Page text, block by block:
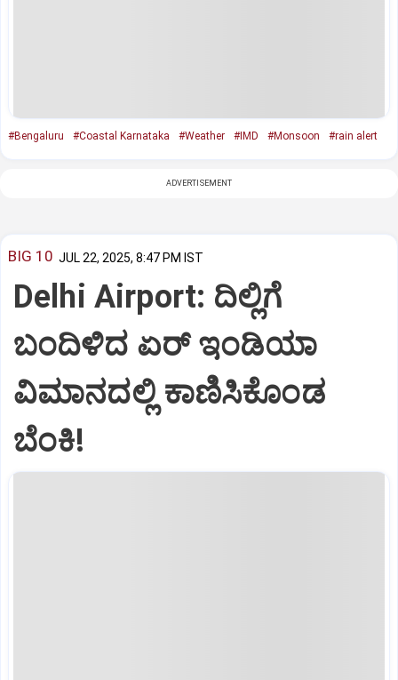
#Bengaluru #Coastal Karnataka #Weather #IMD #Monsoon #rain alert
ADVERTISEMENT
BIG 10 JUL 22, 2025, 8:47 PM IST
Delhi Airport: ದಿಲ್ಲಿಗೆ
ಬಂದಿಳಿದ ಏರ್‌ ಇಂಡಿಯಾ
ವಿಮಾನದಲ್ಲಿ ಕಾಣಿಸಿಕೊಂಡ
ಬೆಂಕಿ!